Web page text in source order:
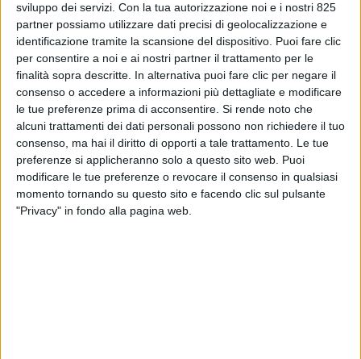
sviluppo dei servizi. Con la tua autorizzazione noi e i nostri 825
partner possiamo utilizzare dati precisi di geolocalizzazione e
identificazione tramite la scansione del dispositivo. Puoi fare clic
per consentire a noi e ai nostri partner il trattamento per le
finalità sopra descritte. In alternativa puoi fare clic per negare il
consenso o accedere a informazioni più dettagliate e modificare
le tue preferenze prima di acconsentire. Si rende noto che
alcuni trattamenti dei dati personali possono non richiedere il tuo
consenso, ma hai il diritto di opporti a tale trattamento. Le tue
preferenze si applicheranno solo a questo sito web. Puoi
modificare le tue preferenze o revocare il consenso in qualsiasi
momento tornando su questo sito e facendo clic sul pulsante
"Privacy" in fondo alla pagina web.
Interporto Pordenone fissa i
paletti della newco per la
gestione del terminal
intermodale
LOGISTICA 4 GIUGNO 2026